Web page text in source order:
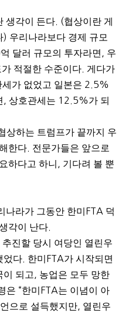
생각이 든다 . (협상이란 게
) 우리나라보다 경제 규모
억 달러 규모의 투자라면
우
적절한 수준이다 게다가
세가 없었고 일본은 2.5%
,상호관세는 12.5%가 되
상하는 트럼프가 끝까지 우
한다 전문가들은 앞으로
하다고 하니
기다려 볼 뿐
나라가 그동안 한미 FTA 덕
각이 난다
추진할 당시 여당인 열린우
었다 한미 FTA가 시작되면
이 되고
농업은 모두 망한
은 “한미 FTA는 이념이 아
으로 설득했지만 열린우